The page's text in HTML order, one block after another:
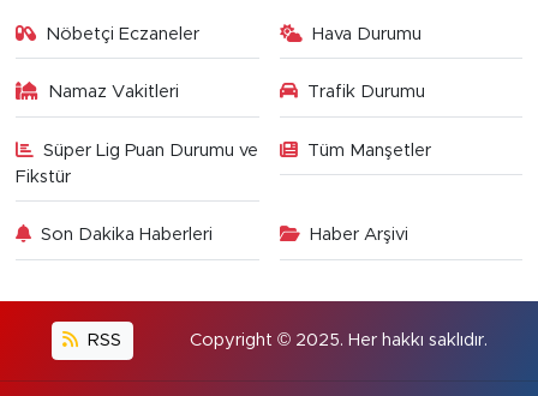
Nöbetçi Eczaneler Hava Durumu
Namaz Vakitleri Trafik Durumu
Süper Lig Puan Durumu ve
Fikstür
Tüm Manşetler
Son Dakika Haberleri Haber Arşivi
RSS Copyright © 2025. Her hakkı saklıdır.